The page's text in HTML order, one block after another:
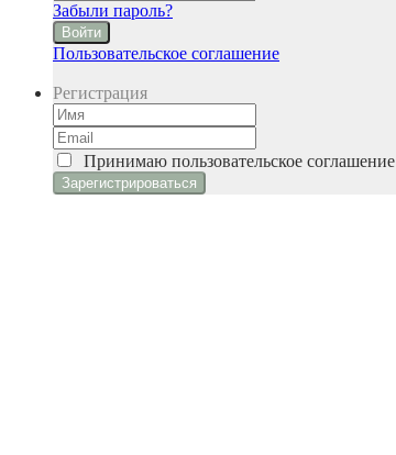
Забыли пароль?
Войти
Пользовательское соглашение
Регистрация
Принимаю пользовательское соглашение